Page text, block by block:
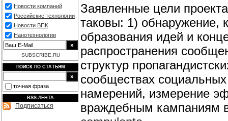
Новости компаний
Российские технологии
Новости ВПК
Нанотехнологии
SUBSCRIBE.RU
ПОИСК ПО СТАТЬЯМ
точная фраза
RSS-ЛЕНТА
Подписаться
Заявленные цели
таковы: 1) обнаружение,
образования идей и
распространения
структур
сообществах
намерений, измерение
враждебным кампаниям